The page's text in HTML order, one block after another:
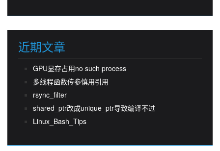
近期文章
GPU显存占用no such process
多线程函数传参慎用引用
rsync_filter
shared_ptr改成unique_ptr导致编译不过
Linux_Bash_Tips